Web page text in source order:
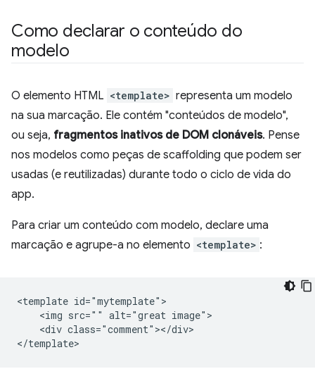
Como declarar o conteúdo do
modelo
O elemento HTML <template> representa um modelo
na sua marcação. Ele contém "conteúdos de modelo",
ou seja, fragmentos inativos de DOM clonáveis. Pense
nos modelos como peças de scaffolding que podem ser
usadas (e reutilizadas) durante todo o ciclo de vida do
app.
Para criar um conteúdo com modelo, declare uma
marcação e agrupe-a no elemento <template> :
<template id="mytemplate">
    <img src="" alt="great image">
    <div class="comment"></div>